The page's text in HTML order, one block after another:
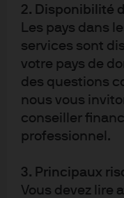
2. Disponibilité
Les pays dans
services sont
votre pays de
des questions
nous vous
conseiller
professionnel.
3. Principaux
Vous devez lire
complémentaires
nécessairement
Management. Sauf
données chiffrées,
informations sur
financiers ou
d’investissement
document sont
Management à la
document. Elles
rédaction. Elles
la valeur d’un
découlent peuvent
conditions de